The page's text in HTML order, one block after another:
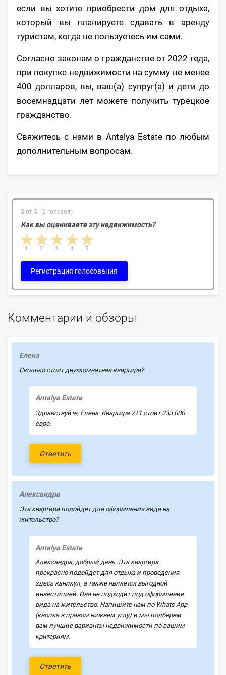
если вы хотите приобрести дом для отдыха,
который вы планируете сдавать в аренду
туристам, когда не пользуетесь им сами.
Согласно законам о гражданстве от 2022 года,
при покупке недвижимости на сумму не менее
400 долларов, вы, ваш(а) супруг(а) и дети до
восемнадцати лет можете получить турецкое
гражданство.
Свяжитесь с нами в Antalya Estate по любым
дополнительным вопросам.
5 от 5 (2 голосов)
Как вы оцениваете эту недвижимость?
4 stars
3 stars
2 stars
1 star 5
4
3
2
1
Регистрация голосования
Комментарии и обзоры
Елена
Сколько стоит двухкомнатная квартира?
Antalya Estate
Здравствуйте, Елена. Квартира 2+1 стоит 233 000
евро.
Ответить
Александра
Эта квартира подойдет для оформления вида на
жительство?
Antalya Estate
Александра, добрый день. Эта квартира
прекрасно подойдет для отдыха и проведения
здесь каникул, а также является выгодной
инвестицией. Она не подходит под оформление
вида на жительство. Напишите нам по Whats App
(кнопка в правом нижнем углу) и мы подберем
вам лучшие варианты недвижимости по вашим
критериям.
Ответить